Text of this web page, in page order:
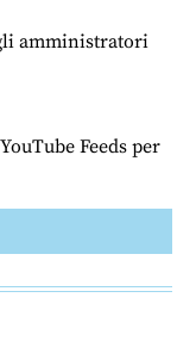
amministratori
Feeds per